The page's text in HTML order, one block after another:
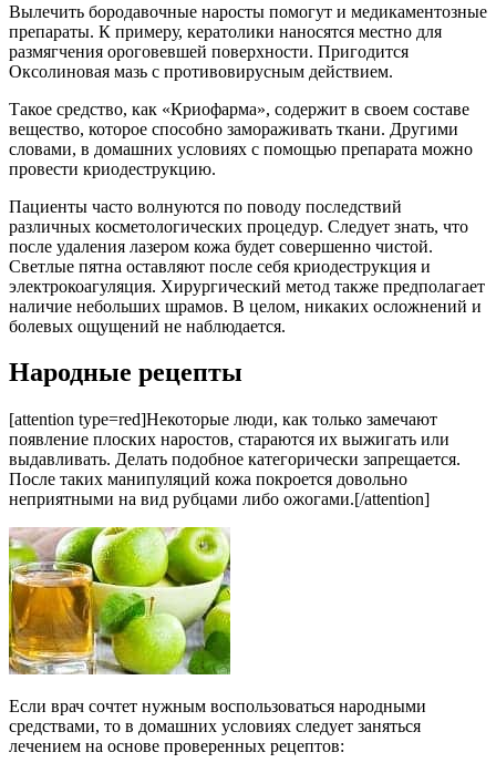
Вылечить бородавочные наросты помогут и медикаментозные
препараты. К примеру, кератолики наносятся местно для
размягчения ороговевшей поверхности. Пригодится
Оксолиновая мазь с противовирусным действием.
Такое средство, как «Криофарма», содержит в своем составе
вещество, которое способно замораживать ткани. Другими
словами, в домашних условиях с помощью препарата можно
провести криодеструкцию.
Пациенты часто волнуются по поводу последствий
различных косметологических процедур. Следует знать, что
после удаления лазером кожа будет совершенно чистой.
Светлые пятна оставляют после себя криодеструкция и
электрокоагуляция. Хирургический метод также предполагает
наличие небольших шрамов. В целом, никаких осложнений и
болевых ощущений не наблюдается.
Народные рецепты
[attention type=red]Некоторые люди, как только замечают
появление плоских наростов, стараются их выжигать или
выдавливать. Делать подобное категорически запрещается.
После таких манипуляций кожа покроется довольно
неприятными на вид рубцами либо ожогами.[/attention]
Если врач сочтет нужным воспользоваться народными
средствами, то в домашних условиях следует заняться
лечением на основе проверенных рецептов: